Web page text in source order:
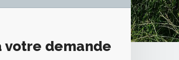
votre demande